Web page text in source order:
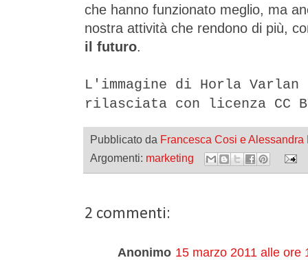
che hanno funzionato meglio, ma
nostra attività che rendono di più,
il futuro.
L'immagine di Horla
rilasciata con licenza CC
Pubblicato da Francesca Cosi e Alessandra
Argomenti: marketing
2 commenti:
Anonimo 15 marzo 2011 alle ore